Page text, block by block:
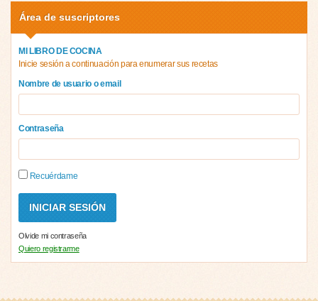
Área de suscriptores
MI LIBRO DE COCINA
Inicie sesión a continuación para enumerar sus recetas
Nombre de usuario o email
Contraseña
Recuérdame
Olvide mi contraseña
Quiero registrarme